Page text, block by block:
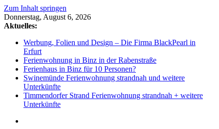
Zum Inhalt springen
Donnerstag, August 6, 2026
Aktuelles:
Werbung, Folien und Design – Die Firma BlackPearl in
Erfurt
Ferienwohnung in Binz in der Rabenstraße
Ferienhaus in Binz für 10 Personen?
Swinemünde Ferienwohnung strandnah und weitere
Unterkünfte
Timmendorfer Strand Ferienwohnung strandnah + weitere
Unterkünfte